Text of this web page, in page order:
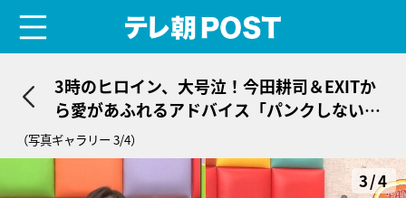
3時のヒロイン、大号泣！今田耕司＆EXITか
ら愛があふれるアドバイス「パンクしないか
心配」
（写真ギャラリー 3/4）
3/4